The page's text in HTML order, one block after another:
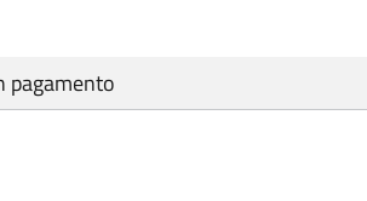
pagamento